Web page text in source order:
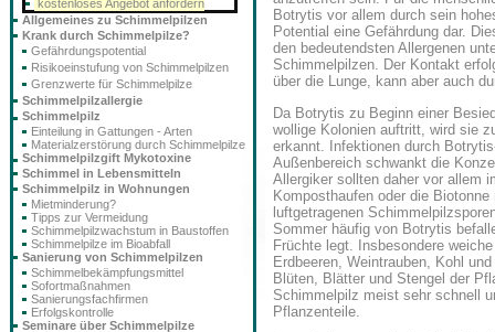
Botrytis vor allem durch sein
Potential eine Gefährdung dar.
den bedeutendsten Allergenen
Schimmelpilzen. Der Kontakt
über die Lunge, kann aber auch
Da Botrytis zu Beginn einer
wollige Kolonien auftritt, wird sie
erkannt. Infektionen durch
Außenbereich schwankt die
Allergiker sollten daher vor allem
Komposthaufen oder die
luftgetragenen
Sommer häufig von Botrytis
Früchte legt. Insbesondere
Erdbeeren, Weintrauben, Kohl
Blüten, Blätter und Stengel der
Schimmelpilz meist sehr schnell
Pflanzenteile.
kostenloses Angebot anfordern
Allgemeines zu Schimmelpilzen
Krank durch Schimmelpilze?
Gefährdungspotential
Risikoeinstufung von Schimmelpilzen
Grenzwerte für Schimmelpilze
Schimmelpilzallergie
Schimmelpilz
Einteilung in Gattungen - Arten
Materialzerstörung durch Schimmelpilze
Schimmelpilzgift Mykotoxine
Schimmel in Lebensmitteln
Schimmelpilz in Wohnungen
Mietminderung?
Tipps zur Vermeidung
Schimmelpilzwachstum in Baustoffen
Schimmelpilze im Bioabfall
Sanierung von Schimmelpilzen
Schimmelbekämpfungsmittel
Sofortmaßnahmen
Sanierungsfachfirmen
Erfolgskontrolle
Seminare über Schimmelpilze